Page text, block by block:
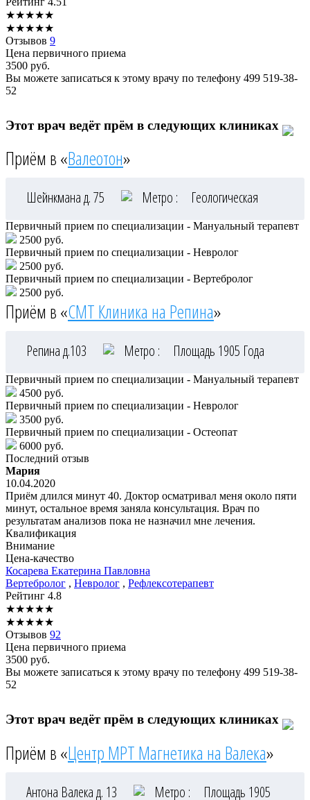
★★★★★
★★★★★
Отзывов 9
Цена первичного приема
3500 руб.
Вы можете записаться к этому врачу по телефону 499 519-38-
52
Этот врач ведёт прём в следующих клиниках
Приём в «Валеотон»
Шейнкмана д. 75 Метро : Геологическая
Первичный прием по специализации - Мануальный терапевт
2500 руб.
Первичный прием по специализации - Невролог
2500 руб.
Первичный прием по специализации - Вертебролог
2500 руб.
Приём в «СМТ Клиника на Репина»
Репина д.103 Метро : Площадь 1905 Года
Первичный прием по специализации - Мануальный терапевт
4500 руб.
Первичный прием по специализации - Невролог
3500 руб.
Первичный прием по специализации - Остеопат
6000 руб.
Последний отзыв
Мария
10.04.2020
Приём длился минут 40. Доктор осматривал меня около пяти
минут, остальное время заняла консультация. Врач по
результатам анализов пока не назначил мне лечения.
Квалификация
Внимание
Цена-качество
Косарева Екатерина Павловна
Вертебролог , Невролог , Рефлексотерапевт
Рейтинг 4.8
★★★★★
★★★★★
Отзывов 92
Цена первичного приема
3500 руб.
Вы можете записаться к этому врачу по телефону 499 519-38-
52
Этот врач ведёт прём в следующих клиниках
Приём в «Центр МРТ Магнетика на Валека»
Антона Валека д. 13 Метро :
Площадь 1905